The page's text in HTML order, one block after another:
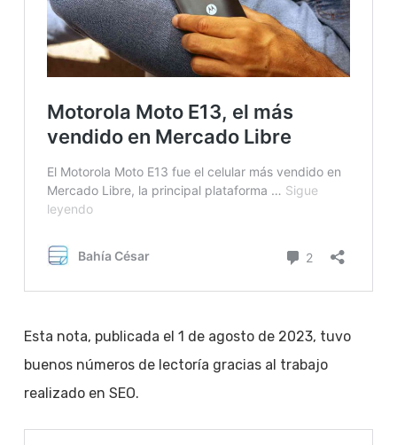
Esta nota, publicada el 1 de agosto de 2023, tuvo
buenos números de lectoría gracias al trabajo
realizado en SEO.